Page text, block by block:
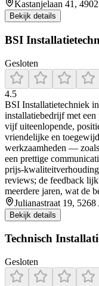
Kastanjelaan 41,
Bekijk details
BSI
Gesloten
4.5
BSI Installatietechniek
installatiebedrijf met een
vijf uiteenlopende,
vriendelijke en
werkzaamheden —
een prettige
reviews; de feedback
meerdere jaren, wat de
Julianastraat 19,
Bekijk details
Technisch
Gesloten